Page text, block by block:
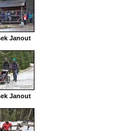
Janout
Janout